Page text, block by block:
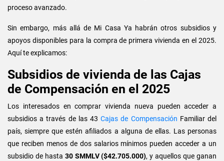
proceso avanzado.
Sin embargo, más allá de Mi Casa Ya habrán otros subsidios y
apoyos disponibles para la compra de primera vivienda en el 2025.
Aquí te explicamos:
Subsidios de vivienda de las Cajas
de Compensación en el 2025
Los interesados en comprar vivienda nueva pueden acceder a
subsidios a través de las 43Cajas de Compensación Familiar del
país, siempre que estén afiliados a alguna de ellas. Las personas
que reciben menos de dos salarios mínimos pueden acceder a un
subsidio de hasta 30 SMMLV ($42.705.000), y aquellos que ganan